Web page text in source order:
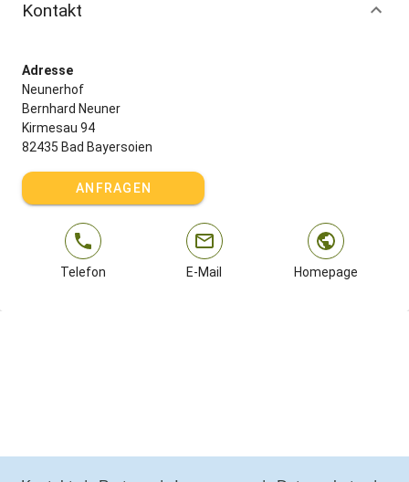
Kontakt
Adresse
Neunerhof
Bernhard Neuner
Kirmesau 94
82435 Bad Bayersoien
ANFRAGEN
Telefon E-Mail Homepage